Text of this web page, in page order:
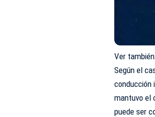
Ver también:
Según el
conducción
mantuvo el
puede ser